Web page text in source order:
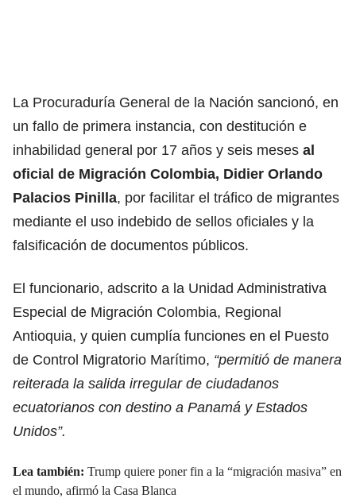
La Procuraduría General de la Nación sancionó, en
un fallo de primera instancia, con destitución e
inhabilidad general por 17 años y seis meses al
oficial de Migración Colombia, Didier Orlando
Palacios Pinilla, por facilitar el tráfico de migrantes
mediante el uso indebido de sellos oficiales y la
falsificación de documentos públicos.
El funcionario, adscrito a la Unidad Administrativa
Especial de Migración Colombia, Regional
Antioquia, y quien cumplía funciones en el Puesto
de Control Migratorio Marítimo, “permitió de manera
reiterada la salida irregular de ciudadanos
ecuatorianos con destino a Panamá y Estados
Unidos”.
Lea también: Trump quiere poner fin a la “migración masiva” en
el mundo, afirmó la Casa Blanca